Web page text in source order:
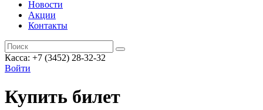
Новости
Акции
Контакты
Касса: +7 (3452) 28-32-32
Войти
Купить билет